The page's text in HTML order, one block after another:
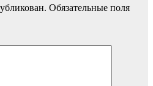
Обязательные поля